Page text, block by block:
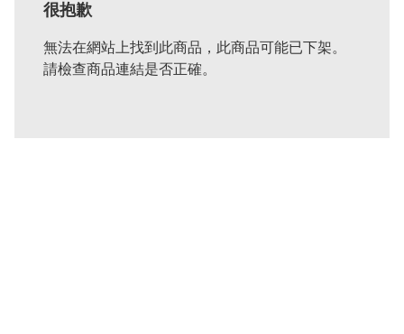
很抱歉
無法在網站上找到此商品，此商品可能已下架。
請檢查商品連結是否正確。